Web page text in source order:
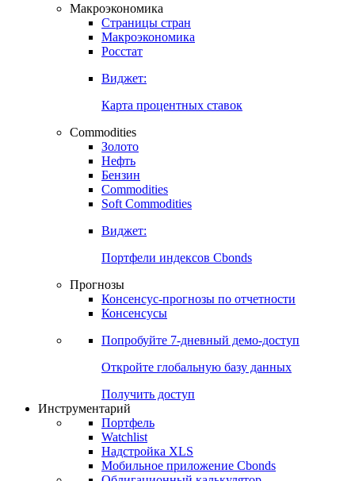
Макроэкономика
Страницы стран
Макроэкономика
Росстат
Виджет:
Карта процентных ставок
Commodities
Золото
Нефть
Бензин
Commodities
Soft Commodities
Виджет:
Портфели индексов Cbonds
Прогнозы
Консенсус-прогнозы по отчетности
Консенсусы
Попробуйте 7-дневный демо-доступ
Откройте глобальную базу данных
Получить доступ
Инструментарий
Портфель
Watchlist
Надстройка XLS
Мобильное приложение Cbonds